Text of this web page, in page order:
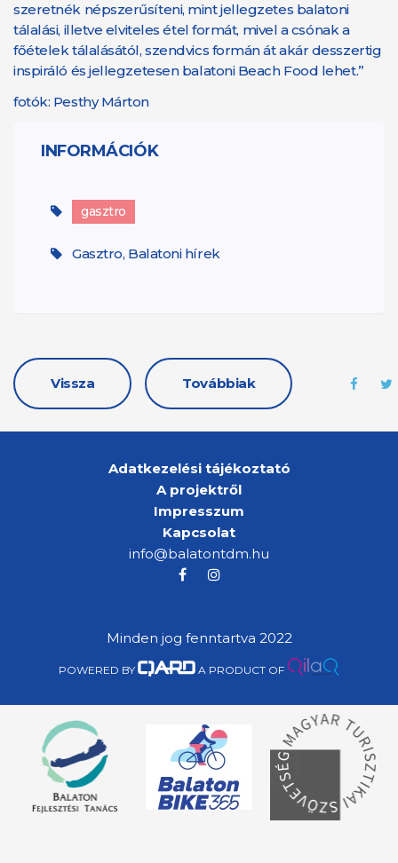
szeretnék népszerűsíteni, mint jellegzetes balatoni
tálalási, illetve elviteles étel formát, mivel a csónak a
főételek tálalásától, szendvics formán át akár desszertig
inspiráló és jellegzetesen balatoni Beach Food lehet.”
fotók: Pesthy Márton
INFORMÁCIÓK
gasztro
Gasztro, Balatoni hírek
Vissza Továbbiak
Adatkezelési tájékoztató
A projektről
Impresszum
Kapcsolat
info@balatontdm.hu
Minden jog fenntartva 2022
POWERED BY A PRODUCT OF